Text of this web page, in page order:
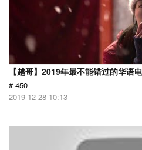
【越哥】2019年最不能错过的华语
# 450
2019-12-28 10:13